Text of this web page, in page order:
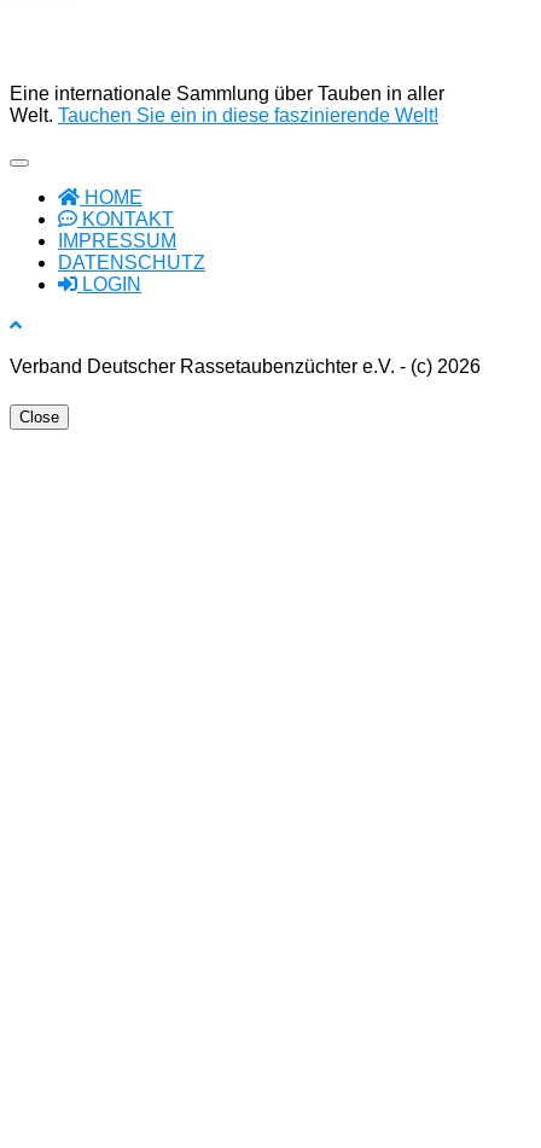
Eine internationale Sammlung über Tauben in aller
Welt. Tauchen Sie ein in diese faszinierende Welt!
HOME
KONTAKT
IMPRESSUM
DATENSCHUTZ
LOGIN
Verband Deutscher Rassetaubenzüchter e.V. - (c) 2026
Close